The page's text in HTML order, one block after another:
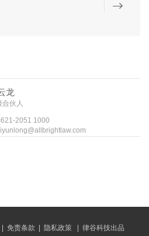
龙
合伙人
2051 1000
liyunlong@allbrightlaw.com
免责条款 隐私政策 律谷科技出品